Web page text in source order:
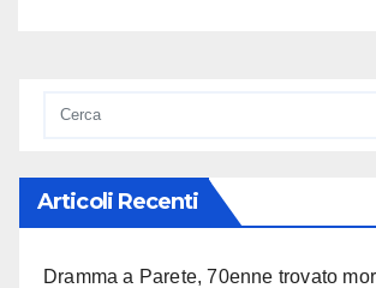
Articoli Recenti
Dramma a Parete, 70enne trovato